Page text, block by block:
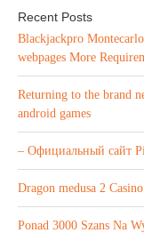
Recent Posts
Blackjackpro
webpages More
Returning to the brand
android games
– Официальный сайт
Dragon medusa 2
Ponad 3000 Szans Na